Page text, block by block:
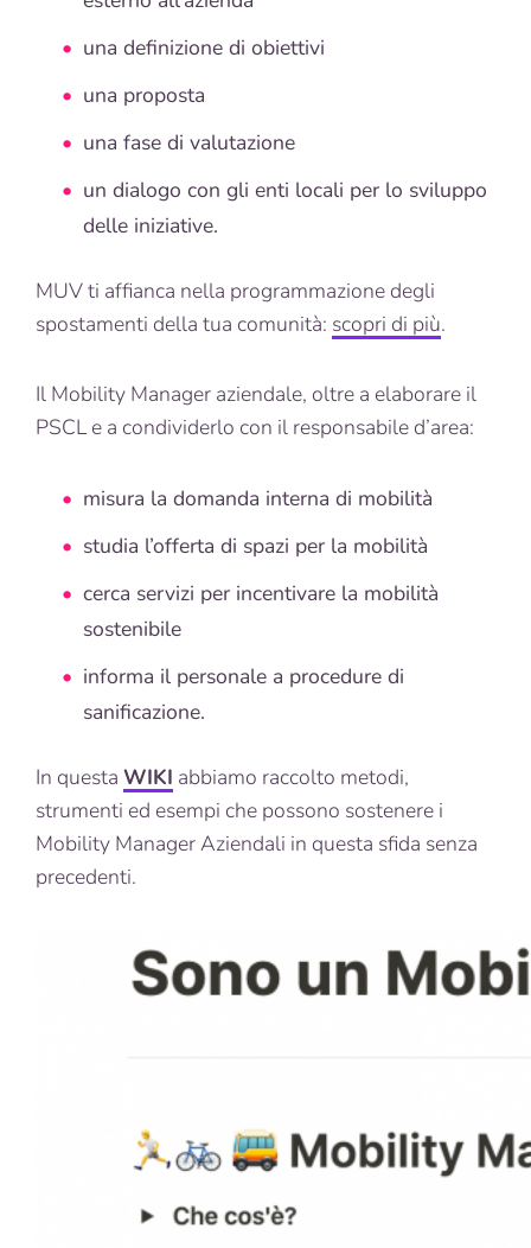
una definizione di obiettivi
una proposta
una fase di valutazione
un dialogo con gli enti locali per lo sviluppo
delle iniziative.
MUV ti affianca nella programmazione degli
spostamenti della tua comunità: scopri di più.
Il Mobility Manager aziendale, oltre a elaborare il
PSCL e a condividerlo con il responsabile d’area:
misura la domanda interna di mobilità
studia l’offerta di spazi per la mobilità
cerca servizi per incentivare la mobilità
sostenibile
informa il personale a procedure di
sanificazione.
In questa WIKI abbiamo raccolto metodi,
strumenti ed esempi che possono sostenere i
Mobility Manager Aziendali in questa sfida senza
precedenti.